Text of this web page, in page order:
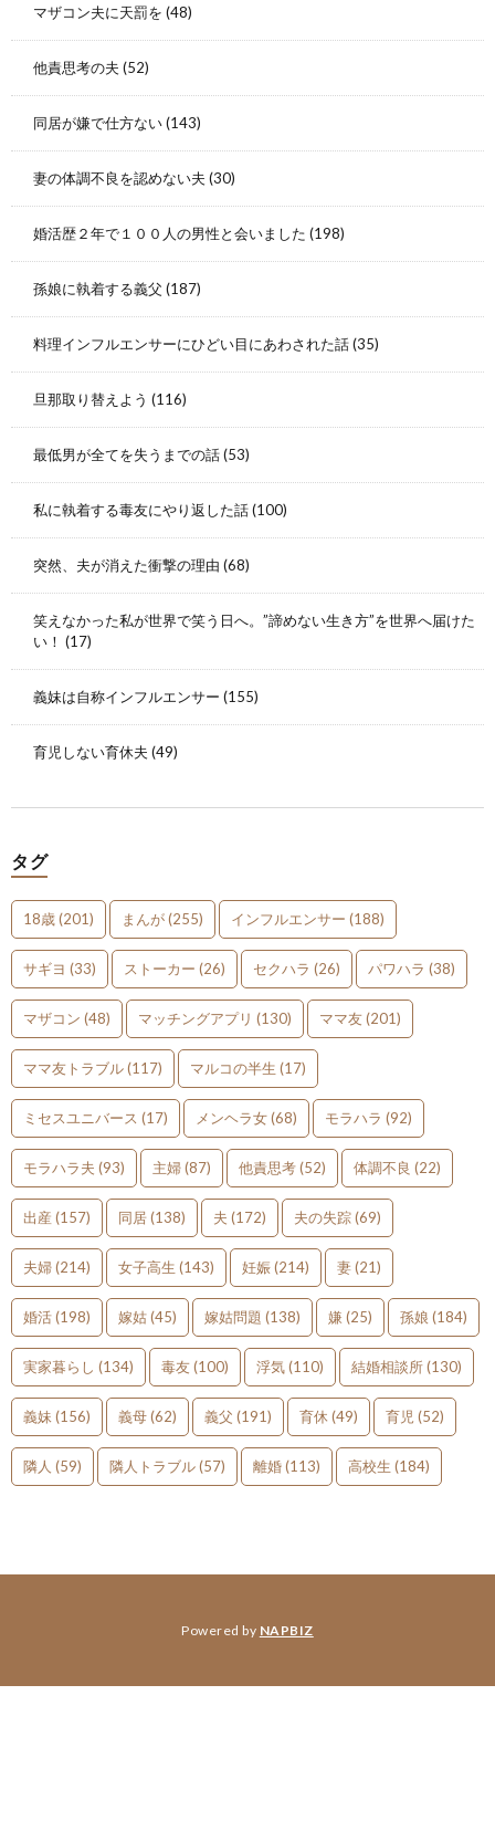
マザコン夫に天罰を (48)
他責思考の夫 (52)
同居が嫌で仕方ない(143)
妻の体調不良を認めない夫 (30)
婚活歴２年で１００人の男性と会いました (198)
孫娘に執着する義父 (187)
料理インフルエンサーにひどい目にあわされた話(35)
旦那取り替えよう (116)
最低男が全てを失うまでの話(53)
私に執着する毒友にやり返した話(100)
突然、夫が消えた衝撃の理由 (68)
笑えなかった私が世界で笑う日へ。”諦めない生き方”を世界へ届けた
い！ (17)
義妹は自称インフルエンサー (155)
育児しない育休夫 (49)
タグ
18歳(201) まんが(255) インフルエンサー (188)
サギヨ (33) ストーカー (26) セクハラ (26) パワハラ (38)
マザコン (48) マッチングアプリ (130) ママ友(201)
ママ友トラブル(117) マルコの半生 (17)
ミセスユニバース (17) メンヘラ女(68) モラハラ (92)
モラハラ夫 (93) 主婦(87) 他責思考(52) 体調不良 (22)
出産 (157) 同居(138) 夫 (172) 夫の失踪(69)
夫婦(214) 女子高生 (143) 妊娠(214) 妻(21)
婚活(198) 嫁姑(45) 嫁姑問題 (138) 嫌 (25) 孫娘 (184)
実家暮らし (134) 毒友(100) 浮気(110) 結婚相談所(130)
義妹 (156) 義母(62) 義父 (191) 育休 (49) 育児 (52)
隣人 (59) 隣人トラブル(57) 離婚(113) 高校生 (184)
Powered by NAPBIZ